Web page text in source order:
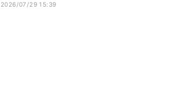
2026/07/29 15:39